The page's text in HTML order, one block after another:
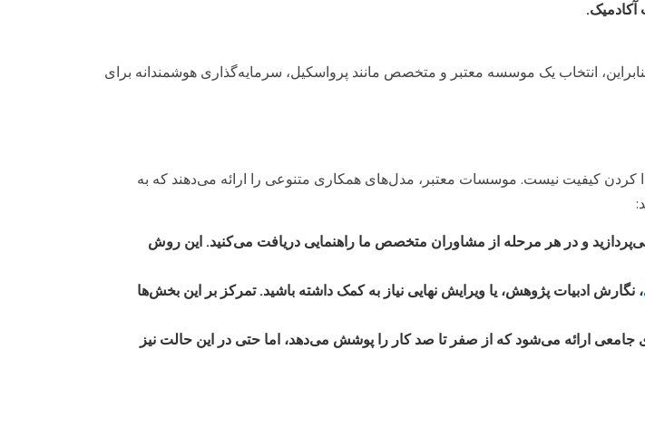
آکادمیک.
انتخاب یک موسسه معتبر و متخصص مانند پرواسکیل، سرمایه‌گذاری هوشمندانه برای
کردن کیفیت نیست. موسسات معتبر، مدل‌های همکاری متنوعی را ارائه می‌دهند که به
و در هر مرحله از مشاوران متخصص ما راهنمایی دریافت می‌کنید. این روش
، نگارش ادبیات پژوهش، یا ویرایش نهایی نیاز به کمک داشته باشید. تمرکز بر این بخش‌ها
جامعی ارائه می‌شود که از صفر تا صد کار را پوشش می‌دهد، اما حتی در این حالت نیز